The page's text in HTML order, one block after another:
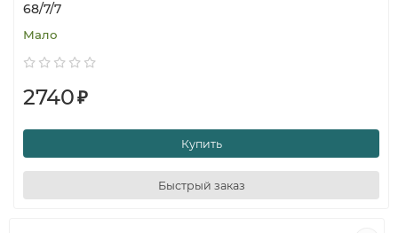
68/7/7
Мало
2740₽
Купить
Быстрый заказ